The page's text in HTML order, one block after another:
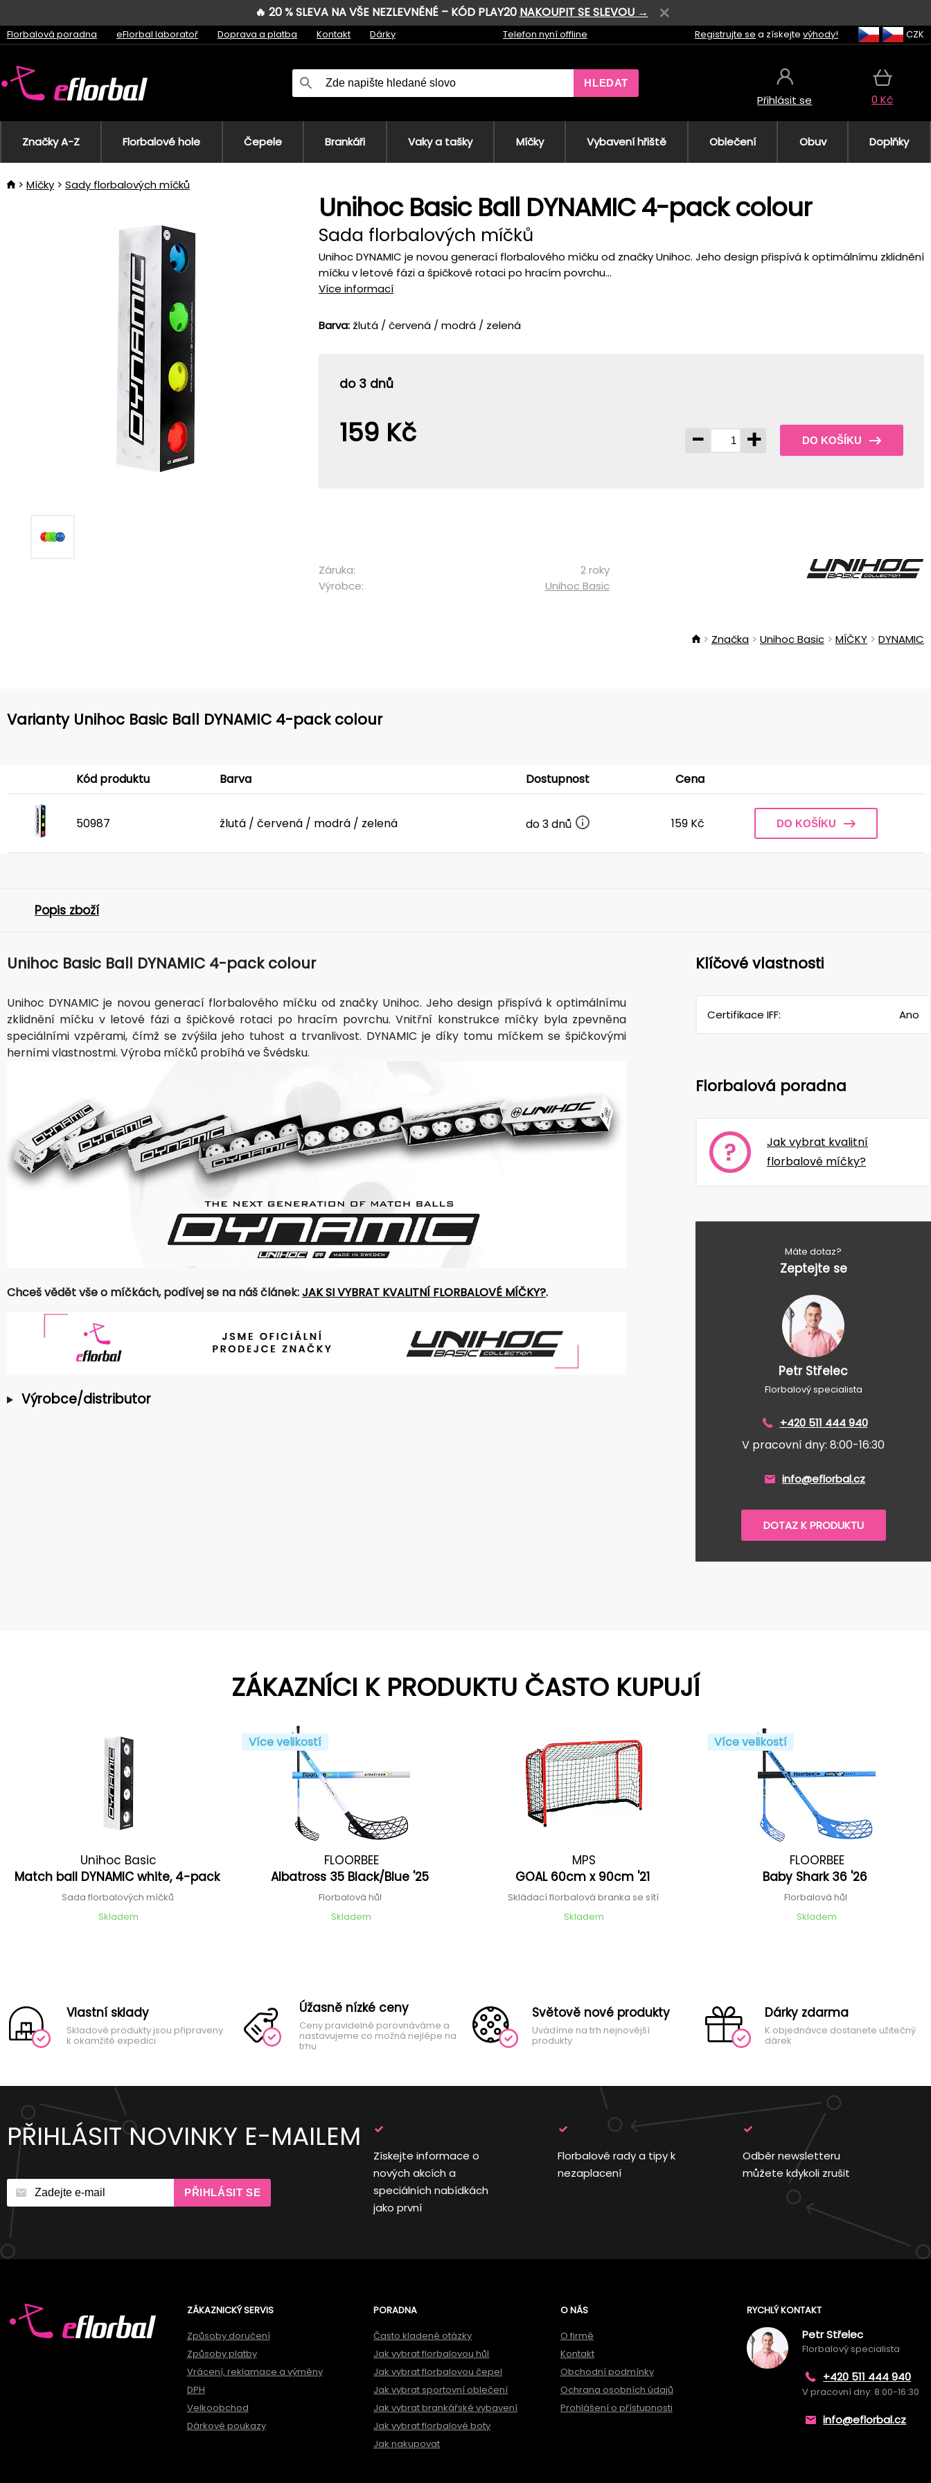
🔥 20 % SLEVA NA VŠE NEZLEVNĚNÉ – KÓD PLAY20 NAKOUPIT SE SLEVOU →
Florbalová poradna eFlorbal laboratoř Doprava a platba Kontakt Dárky Telefon nyní offline Registrujte se a získejte výhody! CZK
HLEDAT
Přihlásit se 0 Kč
Značky A-Z Florbalové hole Čepele Brankáři Vaky a tašky Míčky Vybavení hřiště Oblečení Obuv Doplňky
Míčky Sady florbalových míčků
Unihoc Basic Ball DYNAMIC 4-pack colour
Sada florbalových míčků
Unihoc DYNAMIC je novou generací florbalového míčku od značky Unihoc. Jeho design přispívá k optimálnímu zklidnění
míčku v letové fázi a špičkové rotaci po hracím povrchu...
Více informací
Barva: žlutá / červená / modrá / zelená
do 3 dnů
159 Kč - + DO KOŠÍKU
Záruka:
2 roky
Výrobce:
Unihoc Basic
Značka Unihoc Basic MÍČKY DYNAMIC
Varianty Unihoc Basic Ball DYNAMIC 4-pack colour
Kód produktu Barva Dostupnost Cena
50987 žlutá / červená / modrá / zelená do 3 dnů 159 Kč DO KOŠÍKU
Popis zboží
Unihoc Basic Ball DYNAMIC 4-pack colour
Unihoc DYNAMIC je novou generací florbalového míčku od značky Unihoc. Jeho design přispívá k optimálnímu
zklidnění míčku v letové fázi a špičkové rotaci po hracím povrchu. Vnitřní konstrukce míčky byla zpevněna
speciálními vzpěrami, čímž se zvýšila jeho tuhost a trvanlivost. DYNAMIC je díky tomu míčkem se špičkovými
herními vlastnostmi. Výroba míčků probíhá ve Švédsku.
Chceš vědět vše o míčkách, podívej se na náš článek:JAK SI VYBRAT KVALITNÍ FLORBALOVÉ MÍČKY?.
Výrobce/distributor
Klíčové vlastnosti
Certifikace IFF: Ano
Florbalová poradna
Jak vybrat kvalitní
florbalové míčky?
Máte dotaz?
Zeptejte se
Petr Střelec
Florbalový specialista
+420 511 444 940
V pracovní dny: 8:00-16:30
info@eflorbal.cz
DOTAZ K PRODUKTU
ZÁKAZNÍCI K PRODUKTU ČASTO KUPUJÍ
Unihoc Basic
Match ball DYNAMIC white, 4-pack
Sada florbalových míčků
Skladem
Více velikostí
FLOORBEE
Albatross 35 Black/Blue '25
Florbalová hůl
Skladem
MPS
GOAL 60cm x 90cm '21
Skládací florbalová branka se sítí
Skladem
Více velikostí
FLOORBEE
Baby Shark 36 '26
Florbalová hůl
Skladem
Vlastní sklady
Skladové produkty jsou připraveny
k okamžité expedici
Úžasně nízké ceny
Ceny pravidelně porovnáváme a
nastavujeme co možná nejlépe na
trhu
Světově nové produkty
Uvádíme na trh nejnovější
produkty
Dárky zdarma
K objednávce dostanete užitečný
dárek
PŘIHLÁSIT NOVINKY E-MAILEM
PŘIHLÁSIT SE
Získejte informace o
nových akcích a
speciálních nabídkách
jako první
Florbalové rady a tipy k
nezaplacení
Odběr newsletteru
můžete kdykoli zrušit
ZÁKAZNICKÝ SERVIS
Způsoby doručení
Způsoby platby
Vrácení, reklamace a výměny
DPH
Velkoobchod
Dárkové poukazy
PORADNA
Často kladené otázky
Jak vybrat florbalovou hůl
Jak vybrat florbalovou čepel
Jak vybrat sportovní oblečení
Jak vybrat brankářské vybavení
Jak vybrat florbalové boty
Jak nakupovat
O NÁS
O firmě
Kontakt
Obchodní podmínky
Ochrana osobních údajů
Prohlášení o přístupnosti
RYCHLÝ KONTAKT
Petr Střelec
Florbalový specialista
+420 511 444 940
V pracovní dny: 8:00-16:30
info@eflorbal.cz